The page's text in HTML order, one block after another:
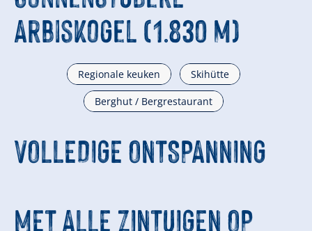
Arbiskogel (1.830 m)
Regionale keuken Skihütte
Berghut / Bergrestaurant
VOLLEDIGE ONTSPANNING
MET ALLE ZINTUIGEN OP